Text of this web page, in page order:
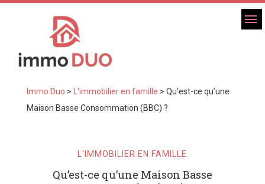
Immo Duo > L'immobilier en famille > Qu’est-ce qu’une
Maison Basse Consommation (BBC) ?
L'IMMOBILIER EN FAMILLE
Qu’est-ce qu’une Maison Basse